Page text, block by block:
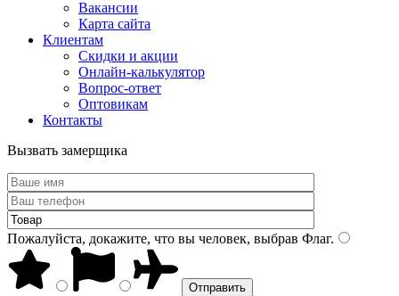
Вакансии
Карта сайта
Клиентам
Скидки и акции
Онлайн-калькулятор
Вопрос-ответ
Оптовикам
Контакты
Вызвать замерщика
Пожалуйста, докажите, что вы человек, выбрав Флаг.